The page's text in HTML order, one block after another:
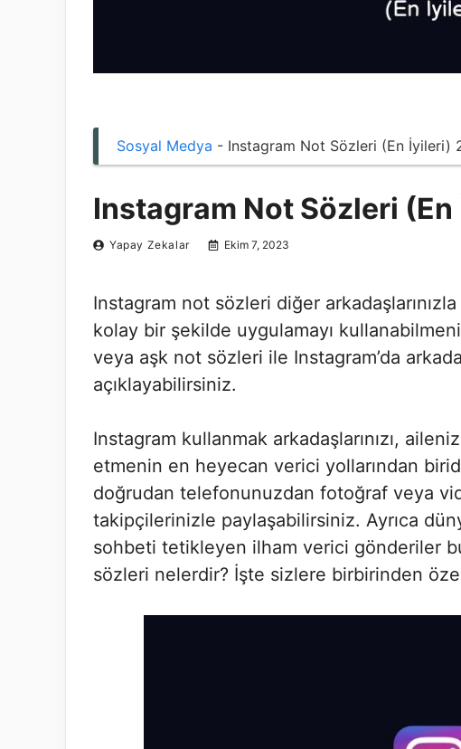
Sosyal Medya - Instagram Not Sözleri (En İyileri)
Instagram Not Sözleri
Yapay Zekalar Ekim 7, 2023
Instagram not sözleri diğer
kolay bir şekilde uygulamayı
veya aşk not sözleri ile Instagram’da
açıklayabilirsiniz.
Instagram kullanmak arkadaşlarınızı,
etmenin en heyecan verici yollarından
doğrudan telefonunuzdan fotoğraf veya
takipçilerinizle paylaşabilirsiniz. Ayrıca
sohbeti tetikleyen ilham verici gönderiler
sözleri nelerdir? İşte sizlere birbirinden